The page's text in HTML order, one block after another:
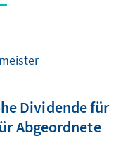
Dividende für
Abgeordnete